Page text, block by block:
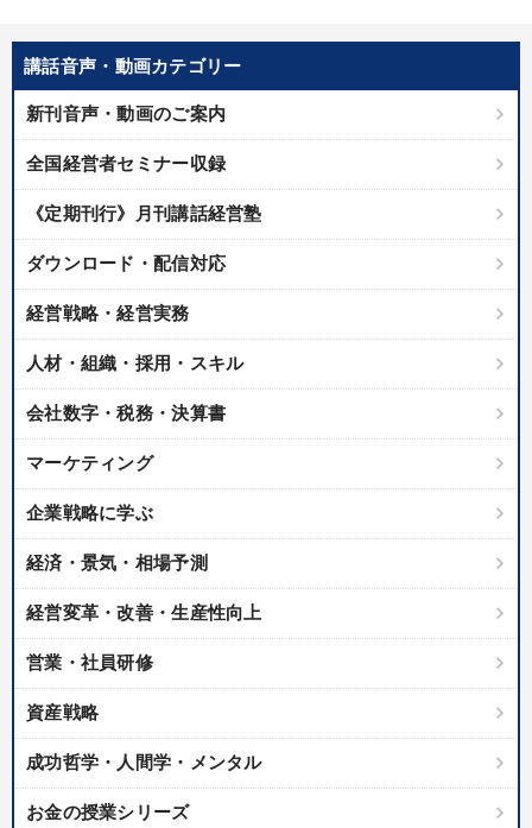
講話音声・動画カテゴリー
新刊音声・動画のご案内
全国経営者セミナー収録
《定期刊行》月刊講話経営塾
ダウンロード・配信対応
経営戦略・経営実務
人材・組織・採用・スキル
会社数字・税務・決算書
マーケティング
企業戦略に学ぶ
経済・景気・相場予測
経営変革・改善・生産性向上
営業・社員研修
資産戦略
成功哲学・人間学・メンタル
お金の授業シリーズ